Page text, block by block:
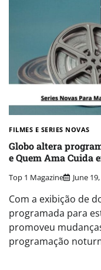
FILMES E SERIES NOVAS​
Globo altera
e Quem Ama Cuida
Top 1 Magazine June
Com a exibição de
programada para
promoveu
programação